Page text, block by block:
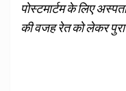
पोस्टमार्टम के लिए
की वजह रेत को लेकर